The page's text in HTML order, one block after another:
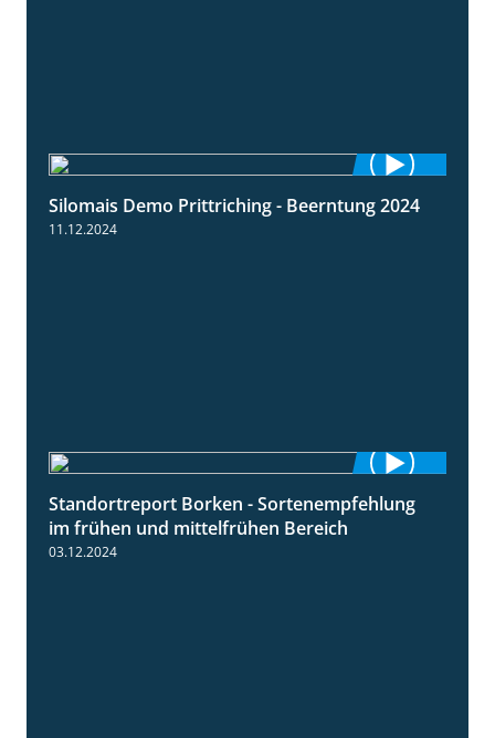
12:28
Silomais Demo Prittriching - Beerntung 2024
11.12.2024
7:53
Standortreport Borken - Sortenempfehlung
im frühen und mittelfrühen Bereich
03.12.2024